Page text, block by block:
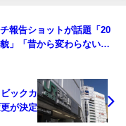
報告ショットが話題「20
」「昔から変わらない」
ックカ
が決定